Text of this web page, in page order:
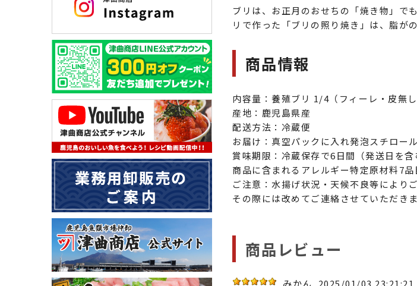
ブリは、お正月のおせちの「焼き物」で
リで作った「ブリの照り焼き」は、脂が
商品情報
内容量：養殖ブリ 1/4（フィーレ・皮無し
産地：鹿児島県産
配送方法：冷蔵便
お届け：真空パックに入れ発泡スチロー
賞味期限：冷蔵保存で6日間（発送日を含
商品に含まれるアレルギー特定原材料7品
ご注意：水揚げ状況・天候不良等により
その際には改めてご連絡させていただきま
商品レビュー
みかん
2025/01/03 23:21:21